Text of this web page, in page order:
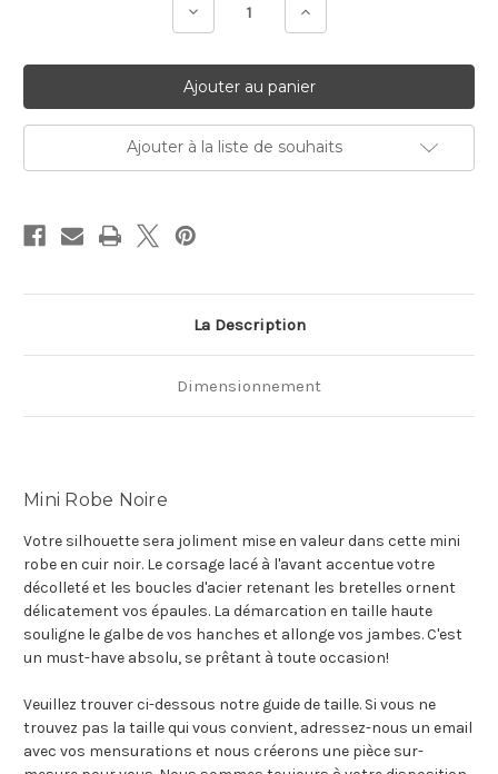
Diminuer Augmenter
Ajouter à la liste de souhaits
La Description
Dimensionnement
Mini Robe Noire
Votre silhouette sera joliment mise en valeur dans cette mini
robe en cuir noir. Le corsage lacé à l'avant accentue votre
décolleté et les boucles d'acier retenant les bretelles ornent
délicatement vos épaules. La démarcation en taille haute
souligne le galbe de vos hanches et allonge vos jambes. C'est
un must-have absolu, se prêtant à toute occasion!
Veuillez trouver ci-dessous notre guide de taille. Si vous ne
trouvez pas la taille qui vous convient, adressez-nous un email
avec vos mensurations et nous créerons une pièce sur-